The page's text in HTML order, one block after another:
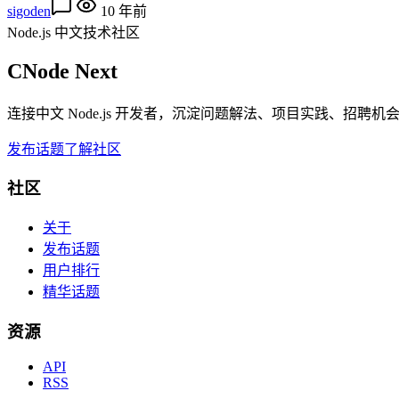
sigoden
10 年前
Node.js 中文技术社区
CNode Next
连接中文 Node.js 开发者，沉淀问题解法、项目实践、招聘机会
发布话题了解社区
社区
关于
发布话题
用户排行
精华话题
资源
API
RSS